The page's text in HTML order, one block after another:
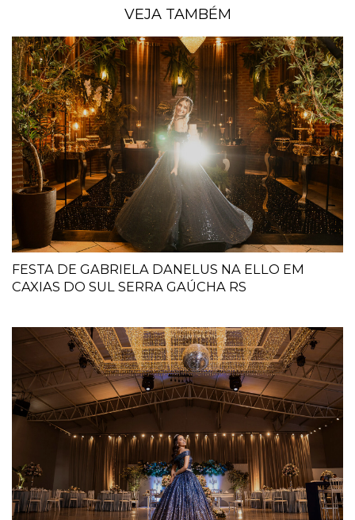
VEJA TAMBÉM
FESTA DE GABRIELA DANELUS NA ELLO EM
CAXIAS DO SUL SERRA GAÚCHA RS